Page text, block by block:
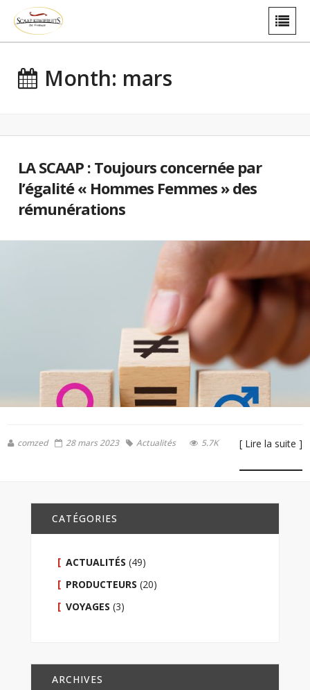
Month: mars
LA SCAAP : Toujours concernée par
l’égalité « Hommes Femmes » des
rémunérations
comzed 28 mars 2023 Actualités 5.7K [ Lire la suite ]
CATÉGORIES
ACTUALITÉS (49)
PRODUCTEURS (20)
VOYAGES (3)
ARCHIVES